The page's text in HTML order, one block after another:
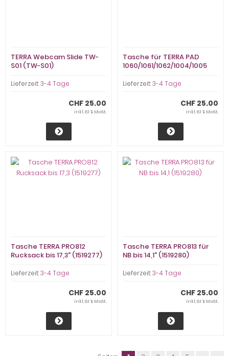
TERRA Webcam Slide TW-
S01 (TW-S01)
Lieferzeit:3-4 Tage
CHF 25.00
inkl. 8.1 % MwSt.
Tasche für TERRA PAD
1060/1061/1062/1004/1005
Lieferzeit:3-4 Tage
CHF 25.00
inkl. 8.1 % MwSt.
Tasche TERRA PRO812
Rucksack bis 17,3" (1519277)
Lieferzeit:3-4 Tage
CHF 25.00
inkl. 8.1 % MwSt.
Tasche TERRA PRO813 für
NB bis 14,1" (1519280)
Lieferzeit:3-4 Tage
CHF 25.00
inkl. 8.1 % MwSt.